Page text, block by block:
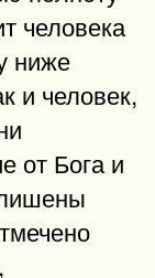
человека
ниже
и человек,
от Бога и